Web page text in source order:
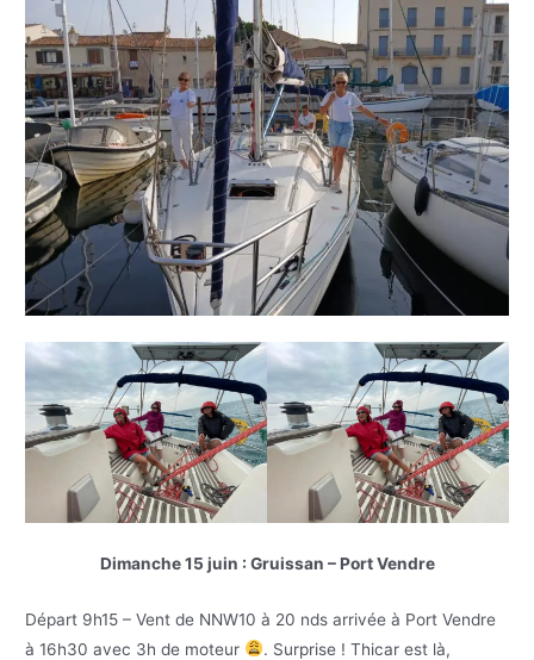
Dimanche 15 juin : Gruissan – Port Vendre
Départ 9h15 – Vent de NNW10 à 20 nds arrivée à Port Vendre
à 16h30 avec 3h de moteur
. Surprise ! Thicar est là,